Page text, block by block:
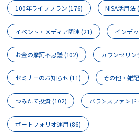
100年ライフプラン (176) NISA活用法
イベント・メディア関連(21) インデ
お金の摩訶不思議(102) カウンセリン
セミナーのお知らせ(11) その他・雑記
つみたて投資(102) バランスファンド
ポートフォリオ運用 (86)